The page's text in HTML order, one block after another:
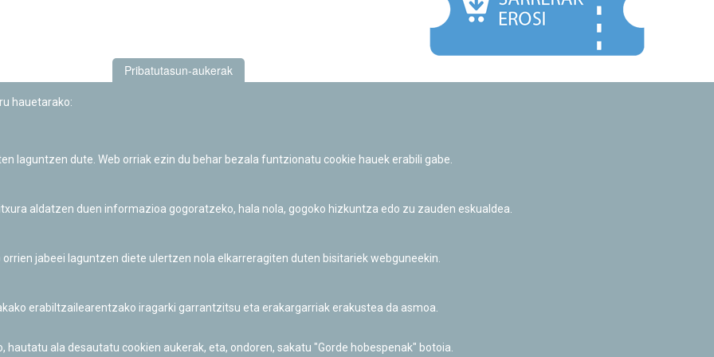
Informazio publikoa eskatzeko baimena
Pribatutasun-aukerak
hauetarako:
laguntzen dute. Web orriak ezin du behar bezala funtzionatu cookie hauek erabili gabe.
aldatzen duen informazioa gogoratzeko, hala nola, gogoko hizkuntza edo zu zauden eskualdea.
jabeei laguntzen diete ulertzen nola elkarreragiten duten bisitariek webguneekin.
erabiltzailearentzako iragarki garrantzitsu eta erakargarriak erakustea da asmoa.
ala desautatu cookien aukerak, eta, ondoren, sakatu "Gorde hobespenak" botoia.